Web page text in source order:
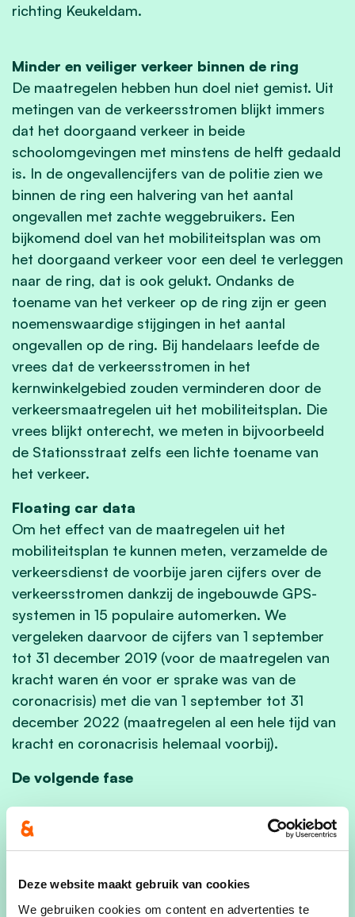
Deze website maakt gebruik van cookies
We gebruiken cookies om content en advertenties te
richting Keukeldam.
Minder en veiliger verkeer binnen de ring
De maatregelen hebben hun doel niet gemist. Uit
metingen van de verkeersstromen blijkt immers
dat het doorgaand verkeer in beide
schoolomgevingen met minstens de helft gedaald
is. In de ongevallencijfers van de politie zien we
binnen de ring een halvering van het aantal
ongevallen met zachte weggebruikers. Een
bijkomend doel van het mobiliteitsplan was om
het doorgaand verkeer voor een deel te verleggen
naar de ring, dat is ook gelukt. Ondanks de
toename van het verkeer op de ring zijn er geen
noemenswaardige stijgingen in het aantal
ongevallen op de ring. Bij handelaars leefde de
vrees dat de verkeersstromen in het
kernwinkelgebied zouden verminderen door de
verkeersmaatregelen uit het mobiliteitsplan. Die
vrees blijkt onterecht, we meten in bijvoorbeeld
de Stationsstraat zelfs een lichte toename van
het verkeer.
Floating car data
Om het effect van de maatregelen uit het
mobiliteitsplan te kunnen meten, verzamelde de
verkeersdienst de voorbije jaren cijfers over de
verkeersstromen dankzij de ingebouwde GPS-
systemen in 15 populaire automerken. We
vergeleken daarvoor de cijfers van 1 september
tot 31 december 2019 (voor de maatregelen van
kracht waren én voor er sprake was van de
coronacrisis) met die van 1 september tot 31
december 2022 (maatregelen al een hele tijd van
kracht en coronacrisis helemaal voorbij).
De volgende fase
Na deze positieve evaluatie kunnen de geldende
maatregelen uit het mobiliteitsplan behouden
blijven en kunnen de volgende acties worden
voorbereid. Zo komen er in de Jozef Duthoystraat
en Desselgemseweg voorsorteerstroken om